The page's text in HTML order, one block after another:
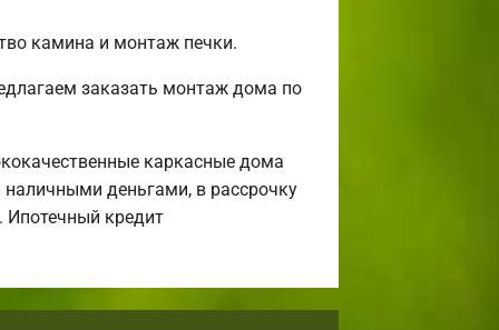
камина и монтаж печки.
заказать монтаж дома по
каркасные дома
деньгами, в рассрочку
Ипотечный кредит